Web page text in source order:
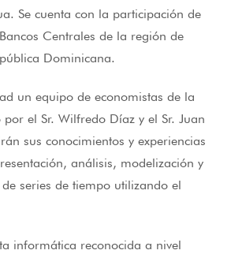
Se cuenta con la participación de
Centrales de la región de
Dominicana.
un equipo de economistas de la
el Sr. Wilfredo Díaz y el Sr. Juan
sus conocimientos y experiencias
análisis, modelización y
series de tiempo utilizando el
informática reconocida a nivel